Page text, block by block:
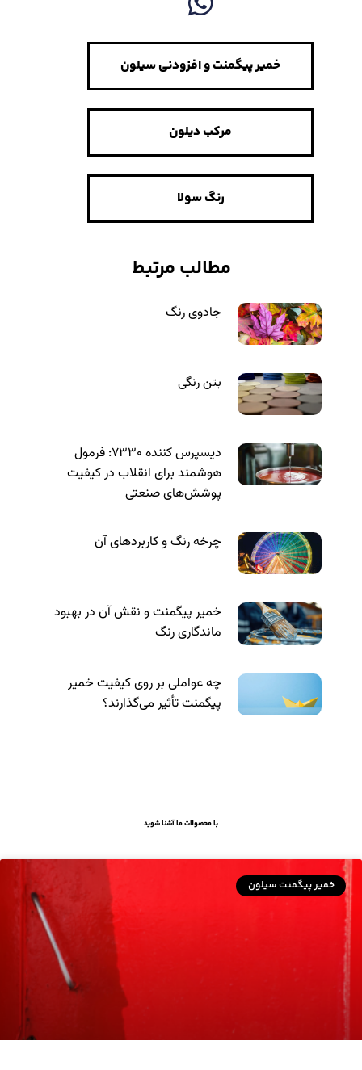
خمیر پیگمنت و افزودنی سیلون
مرکب دیلون
رنگ سولا
مطالب مرتبط
جادوی رنگ
بتن رنگی
دیسپرس کننده ۷۳۳۰: فرمول
هوشمند برای انقلاب در کیفیت
پوشش‌های صنعتی
چرخه رنگ و کاربردهای آن
خمیر پیگمنت و نقش آن در بهبود
ماندگاری رنگ
چه عواملی بر روی کیفیت خمیر
پیگمنت تأثیر می‌گذارند؟
با محصولات ما آشنا شوید
خمیر پیگمنت سیلون